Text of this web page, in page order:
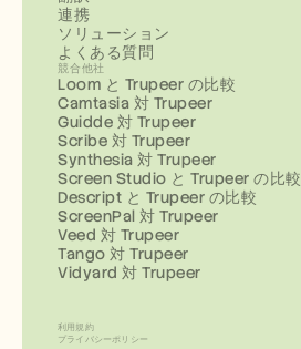
連携
ソリューション
よくある質問
競合他社
Loom と Trupeer の比較
Camtasia 対 Trupeer
Guidde 対 Trupeer
Scribe 対 Trupeer
Synthesia 対 Trupeer
Screen Studio と Trupeer の比較
Descript と Trupeer の比較
ScreenPal 対 Trupeer
Veed 対 Trupeer
Tango 対 Trupeer
Vidyard 対 Trupeer
利用規約
プライバシーポリシー